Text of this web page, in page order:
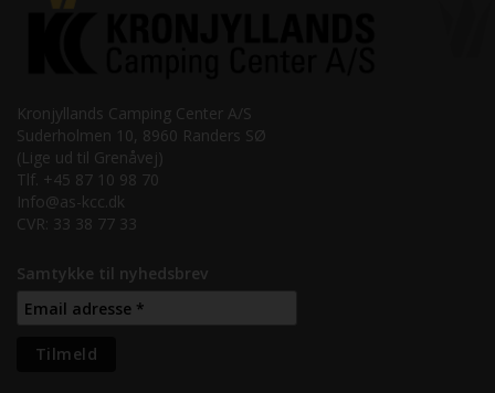
Kronjyllands Camping Center A/S
Suderholmen 10, 8960 Randers SØ
(Lige ud til Grenåvej)
Tlf. +45 87 10 98 70
Info@as-kcc.dk
CVR: 33 38 77 33
Samtykke til nyhedsbrev